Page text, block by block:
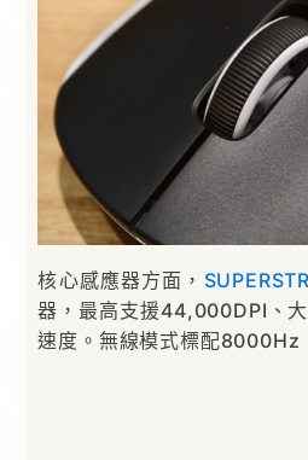
核心感應器方面，
器，最高支援44,000DPI、
速度。無線模式標配8000Hz